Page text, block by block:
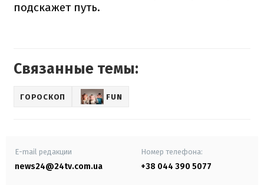
подскажет путь.
Связанные темы:
ГОРОСКОП FUN
E-mail редакции
news24@24tv.com.ua
Номер телефона:
+38 044 390 5077